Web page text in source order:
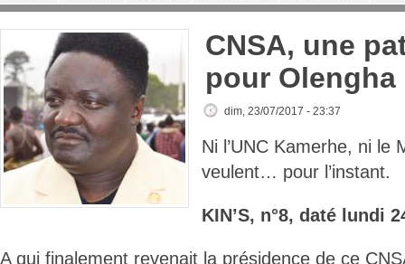
ACCUEIL
CNSA, une
pour Olengha
dim, 23/07/2017 - 23:37
Ni l’UNC Kamerhe, ni le
veulent… pour l’instant.
KIN’S, n°8, daté lundi
A qui finalement revenait la présidence de ce